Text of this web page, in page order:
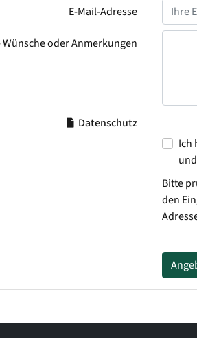
E-Mail-Adresse
oder Anmerkungen
Datenschutz
Ich
Bitte
den